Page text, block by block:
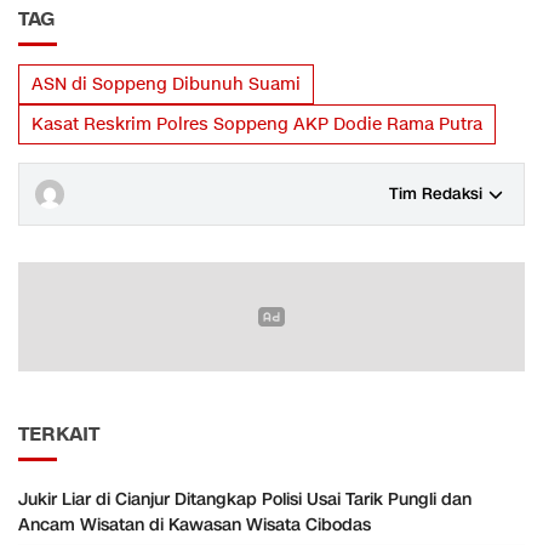
TAG
ASN di Soppeng Dibunuh Suami
Kasat Reskrim Polres Soppeng AKP Dodie Rama Putra
Tim Redaksi
TERKAIT
Jukir Liar di Cianjur Ditangkap Polisi Usai Tarik Pungli dan
Ancam Wisatan di Kawasan Wisata Cibodas